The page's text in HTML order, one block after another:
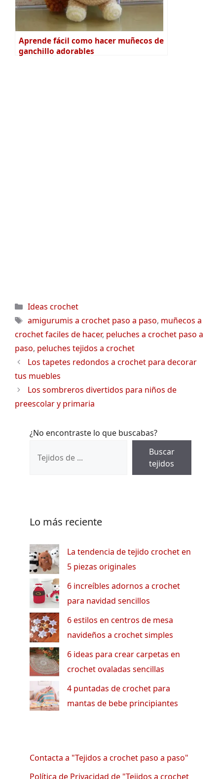
Aprende fácil como hacer muñecos de
ganchillo adorables
Categorías
Ideas crochet
Etiquetas
amigurumis a crochet paso a paso, muñecos a
crochet faciles de hacer, peluches a crochet paso a
paso, peluches tejidos a crochet
Los tapetes redondos a crochet para decorar
tus muebles
Los sombreros divertidos para niños de
preescolar y primaria
¿No encontraste lo que buscabas?
Buscar
tejidos
Lo más reciente
La tendencia de tejido crochet en
5 piezas originales
6 increíbles adornos a crochet
para navidad sencillos
6 estilos en centros de mesa
navideños a crochet simples
6 ideas para crear carpetas en
crochet ovaladas sencillas
4 puntadas de crochet para
mantas de bebe principiantes
Contacta a "Tejidos a crochet paso a paso"
Política de Privacidad de "Tejidos a crochet